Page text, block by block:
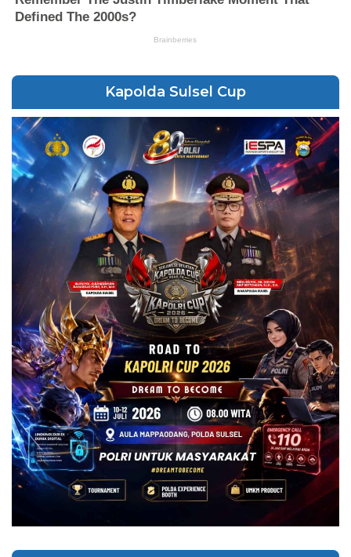
Kapolda Sulsel Cup